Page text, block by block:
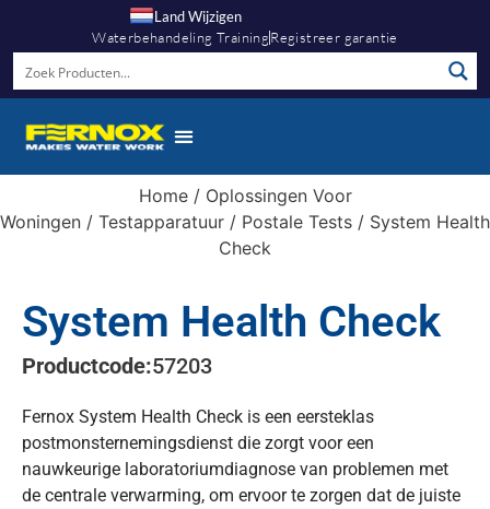
Land Wijzigen
Waterbehandeling TrainingRegistreer garantie
Home/ Oplossingen Voor
Woningen / Testapparatuur / Postale Tests / System Health
Check
System Health Check
Productcode:57203
Fernox System Health Check is een eersteklas
postmonsternemingsdienst die zorgt voor een
nauwkeurige laboratoriumdiagnose van problemen met
de centrale verwarming, om ervoor te zorgen dat de juiste